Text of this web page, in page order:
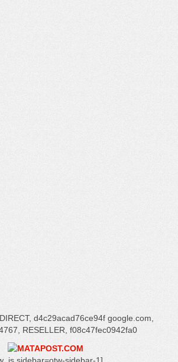
d4c29acad76ce94f google.com,
RESELLER, f08c47fec0942fa0